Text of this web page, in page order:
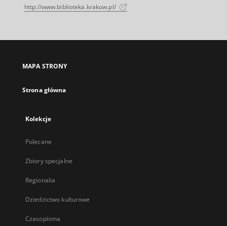
http://www.biblioteka.krakow.pl/
MAPA STRONY
Strona główna
Kolekcje
Polecane
Zbiory specjalne
Regionalia
Dziedzictwo kulturowe
Czasopisma